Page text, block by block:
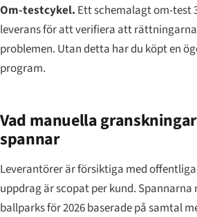
Om-testcykel. Ett schemalagt om-test
leverans för att verifiera att
problemen. Utan detta har du köpt en
program.
Vad manuella
spannar
Leverantörer är försiktiga med
uppdrag är scopat per kund. Spannarna
ballparks för 2026 baserade på samtal